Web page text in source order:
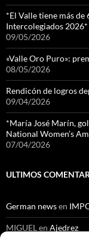
*El Valle tiene más
Intercolegiados 2026*
09/05/2026
«Valle Oro Puro»:
08/05/2026
Rendicón de logros
09/04/2026
*María José Marín,
National Women’s
07/04/2026
ULTIMOS
German newsen
MIGUEL en Ajedrez